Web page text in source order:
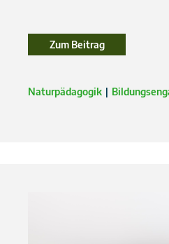
Zum BeitragZum Beitrag
Naturpädagogik